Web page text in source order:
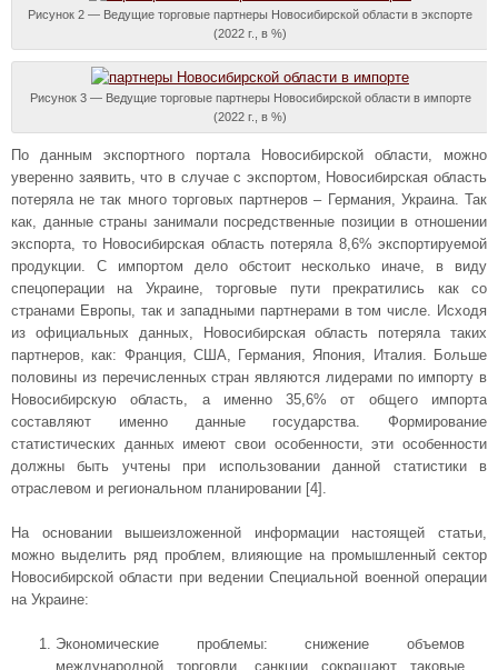
Рисунок 2 — Ведущие торговые партнеры Новосибирской области в экспорте
(2022 г., в %)
Рисунок 3 — Ведущие торговые партнеры Новосибирской области в импорте
(2022 г., в %)
По данным экспортного портала Новосибирской области, можно
уверенно заявить, что в случае с экспортом, Новосибирская область
потеряла не так много торговых партнеров – Германия, Украина. Так
как, данные страны занимали посредственные позиции в отношении
экспорта, то Новосибирская область потеряла 8,6% экспортируемой
продукции. С импортом дело обстоит несколько иначе, в виду
спецоперации на Украине, торговые пути прекратились как со
странами Европы, так и западными партнерами в том числе. Исходя
из официальных данных, Новосибирская область потеряла таких
партнеров, как: Франция, США, Германия, Япония, Италия. Больше
половины из перечисленных стран являются лидерами по импорту в
Новосибирскую область, а именно 35,6% от общего импорта
составляют именно данные государства. Формирование
статистических данных имеют свои особенности, эти особенности
должны быть учтены при использовании данной статистики в
отраслевом и региональном планировании [4].
На основании вышеизложенной информации настоящей статьи,
можно выделить ряд проблем, влияющие на промышленный сектор
Новосибирской области при ведении Специальной военной операции
на Украине:
Экономические проблемы: снижение объемов
международной торговли, санкции сокращают таковые